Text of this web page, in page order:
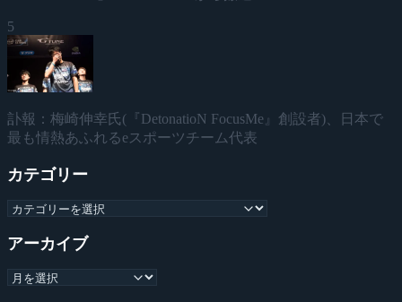
5
訃報：梅崎伸幸氏(『DetonatioN FocusMe』創設者)、日本で
最も情熱あふれるeスポーツチーム代表
カテゴリー
アーカイブ